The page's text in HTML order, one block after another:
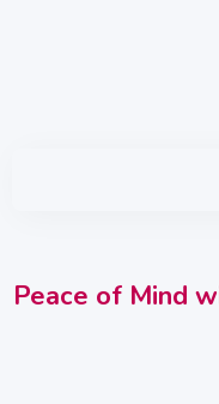
24/7 Peace of